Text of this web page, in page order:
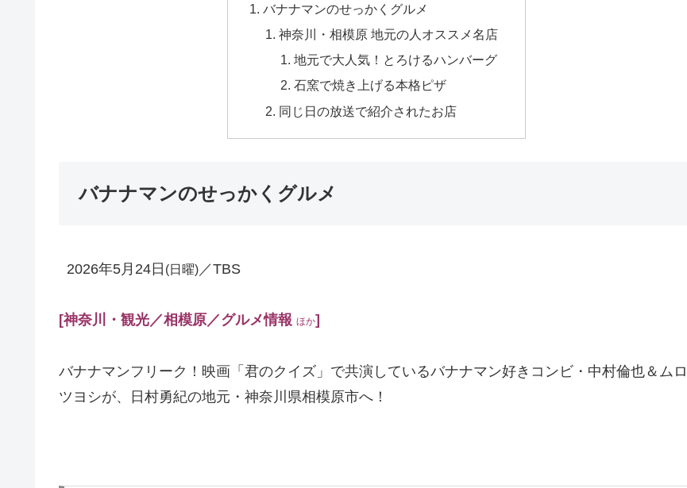
バナナマンのせっかくグルメ
神奈川・相模原 地元の人オススメ名店
地元で大人気！とろけるハンバーグ
石窯で焼き上げる本格ピザ
同じ日の放送で紹介されたお店
バナナマンのせっかくグルメ
2026年5月24日 (日曜) ／TBS
[神奈川・観光／相模原／グルメ情報 ほか]
バナナマンフリーク！映画「君のクイズ」で共演しているバナナマン好きコンビ・中村倫也＆ムロ
ツヨシが、日村勇紀の地元・神奈川県相模原市へ！